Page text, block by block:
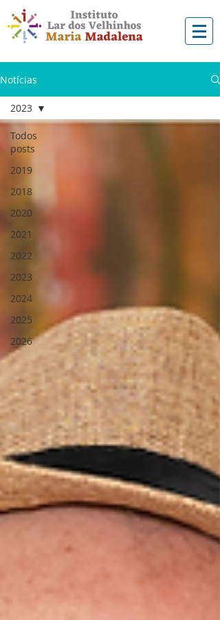
Notícias
Todos
posts
2019
2018
2020
2021
2022
2023
2024
2025
2026
2023